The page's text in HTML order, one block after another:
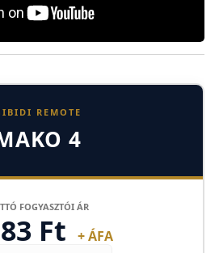
REMOTE
4
FOGYASZTÓI ÁR
Ft + ÁFA